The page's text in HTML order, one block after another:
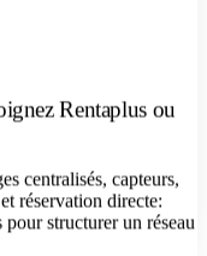
Rentaplus ou
centralisés, capteurs,
réservation directe:
pour structurer un réseau